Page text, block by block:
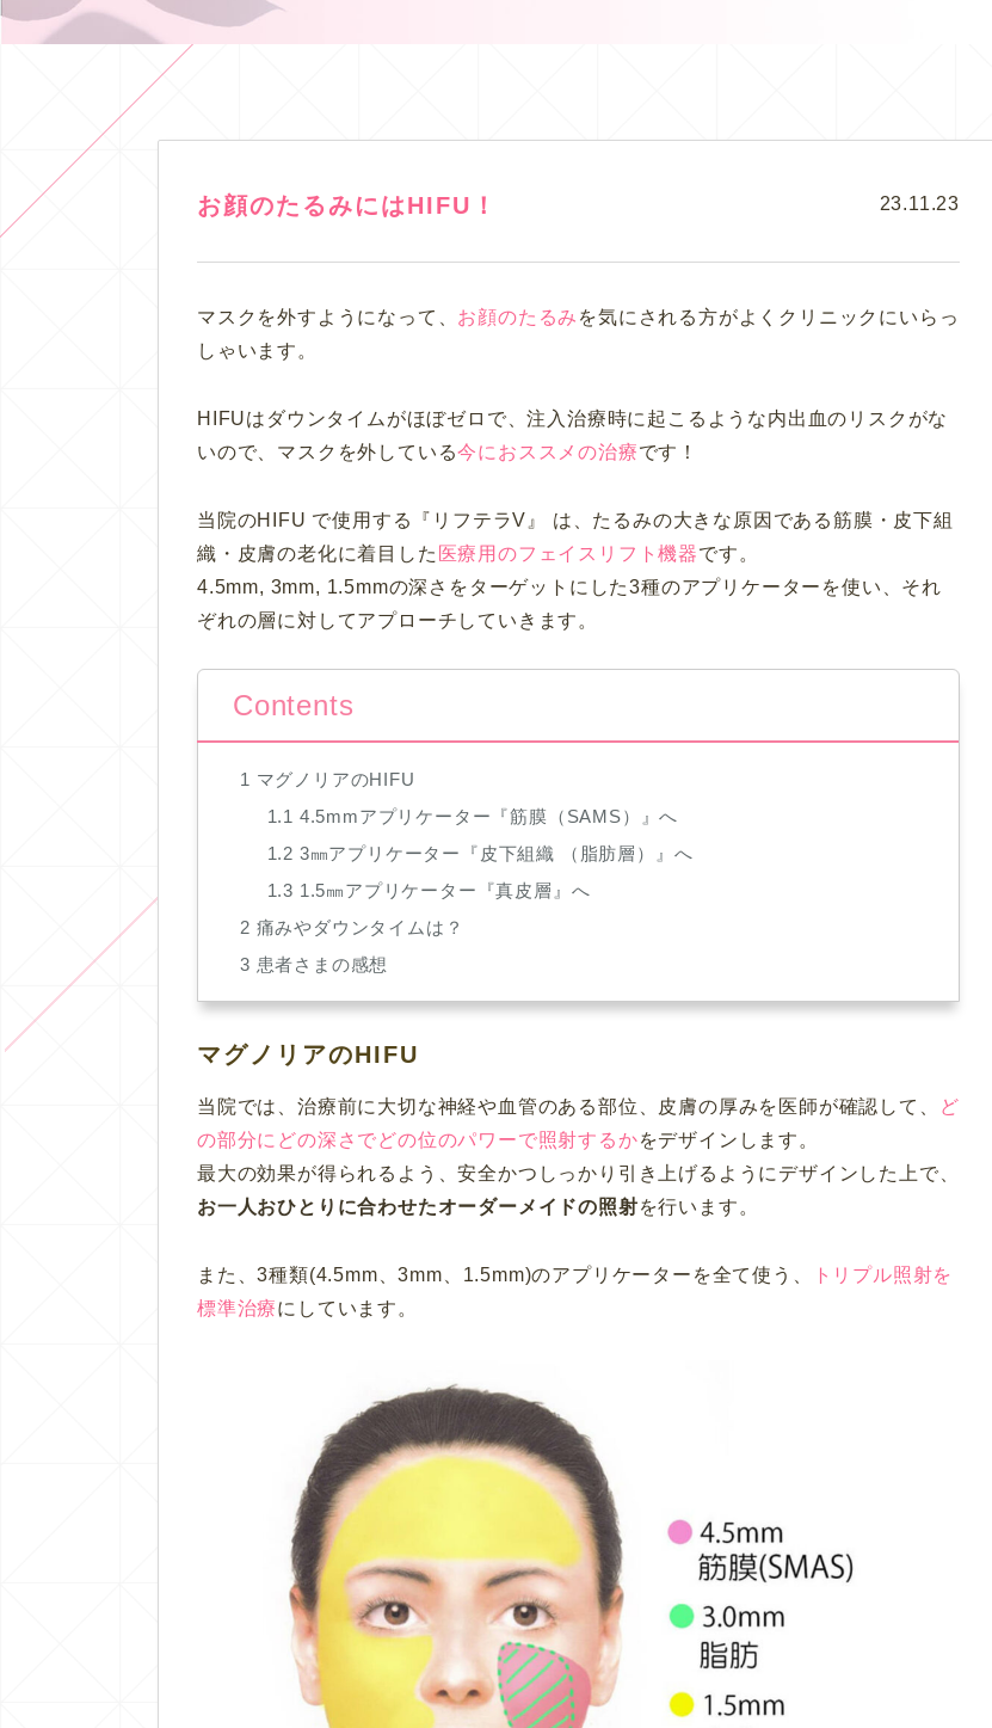
お顔のたるみにはHIFU！ 23.11.23
マスクを外すようになって、 お顔のたるみ を気にされる方がよくクリニックにいらっ
しゃいます。
HIFUはダウンタイムがほぼゼロで、注入治療時に起こるような内出血のリスクがな
いので、マスクを外している今におススメの治療です！
当院のHIFU で使用する『リフテラV』 は、たるみの大きな原因である筋膜・皮下組
織・皮膚の老化に着目した 医療用のフェイスリフト機器です。
4.5mm, 3mm, 1.5mmの深さをターゲットにした3種のアプリケーターを使い、それ
ぞれの層に対してアプローチしていきます。
Contents
1 マグノリアのHIFU
1.1 4.5mmアプリケーター『筋膜（SAMS）』へ
1.2 3㎜アプリケーター『皮下組織 （脂肪層）』へ
1.3 1.5㎜アプリケーター『真皮層』へ
2 痛みやダウンタイムは？
3 患者さまの感想
マグノリアのHIFU
当院では、治療前に 大切な神経や血管のある部位、皮膚の厚みを医師が確認して、
ど
の部分にどの深さでどの位のパワーで照射するかをデザインします。
最大の効果が得られるよう、安全かつしっかり引き上げるようにデザインした上で、
お一人おひとりに合わせたオーダーメイドの照射を行います。
また、3種類(4.5mm、3mm、1.5mm)のアプリケーターを全て使う、
トリプル照射を
標準治療にしています。